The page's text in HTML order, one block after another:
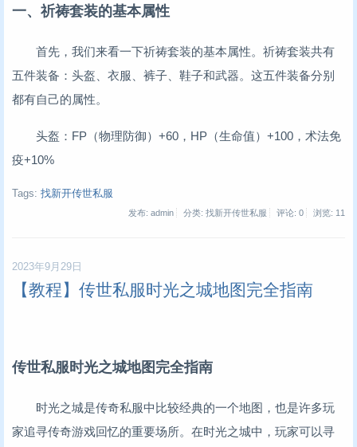
一、祈祷套装的基本属性
首先，我们来看一下祈祷套装的基本属性。祈祷套装共有
五件装备：头盔、衣服、裤子、鞋子和武器。这五件装备分别
都有自己的属性。
头盔：FP（物理防御）+60，HP（生命值）+100，术法免
疫+10%
Tags: 找新开传世私服
发布: admin 分类: 找新开传世私服 评论: 0 浏览: 11
2023年9月29日
【教程】传世私服时光之城地图完全指南
传世私服时光之城地图完全指南
时光之城是传奇私服中比较经典的一个地图，也是许多玩
家追寻传奇游戏回忆的重要场所。在时光之城中，玩家可以寻